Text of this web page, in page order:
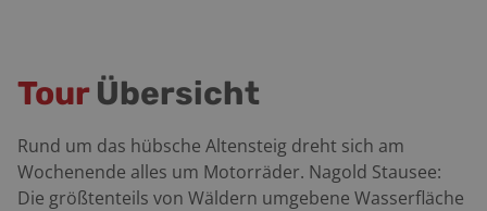
Tour Übersicht
Rund um das hübsche Altensteig dreht sich am
Wochenende alles um Motorräder. Nagold Stausee:
Die größtenteils von Wäldern umgebene Wasserfläche